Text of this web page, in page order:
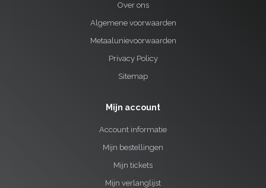
Over ons
Algemene voorwaarden
Metaalunievoorwaarden
Privacy Policy
Sitemap
Mijn account
Account informatie
Mijn bestellingen
Mijn tickets
Mijn verlanglijst